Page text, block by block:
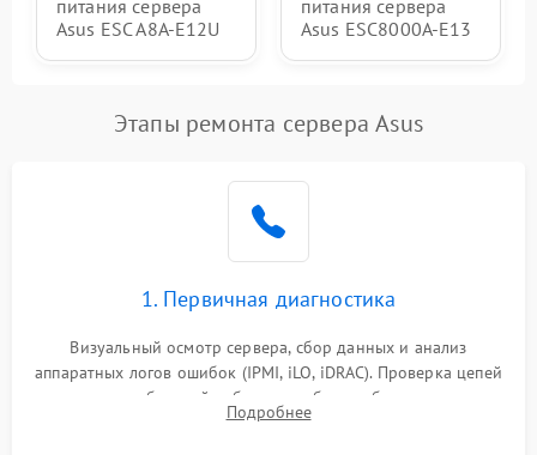
питания сервера
Asus ESC A8A-E12U
питания сервера
Asus ESC8000A-E13
Этапы ремонта сервера Asus
1. Первичная диагностика
Визуальный осмотр сервера, сбор данных и анализ
аппаратных логов ошибок (IPMI, iLO, iDRAC). Проверка цепей
питания и базовой работоспособности без вскрытия
корпуса для быстрой локализации сбоя.
Подробнее